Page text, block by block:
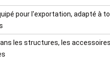
pour l'exportation, adapté à
les structures, les